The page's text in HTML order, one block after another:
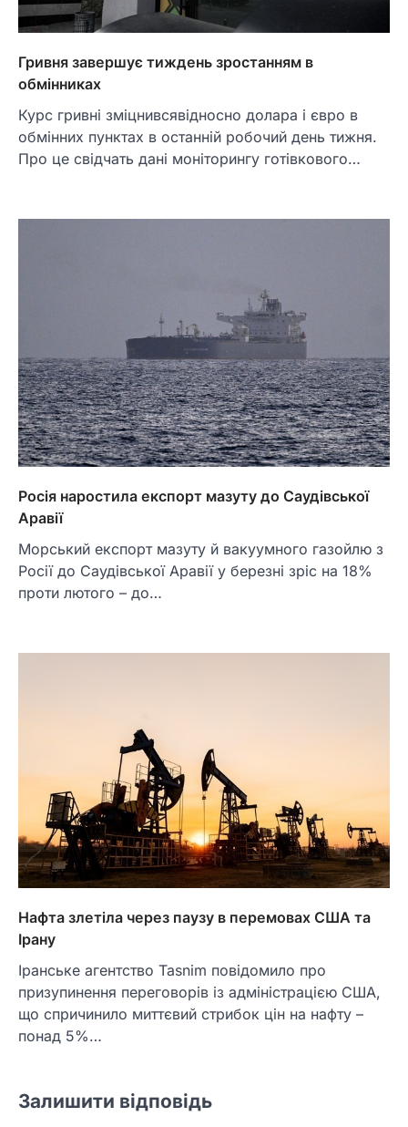
Гривня завершує тиждень зростанням в
обмінниках
Курс гривні зміцнивсявідносно долара і євро в
обмінних пунктах в останній робочий день тижня.
Про це свідчать дані моніторингу готівкового…
Росія наростила експорт мазуту до Саудівської
Аравії
Морський експорт мазуту й вакуумного газойлю з
Росії до Саудівської Аравії у березні зріс на 18%
проти лютого – до…
Нафта злетіла через паузу в перемовах США та
Ірану
Іранське агентство Tasnim повідомило про
призупинення переговорів із адміністрацією США,
що спричинило миттєвий стрибок цін на нафту –
понад 5%…
Залишити відповідь